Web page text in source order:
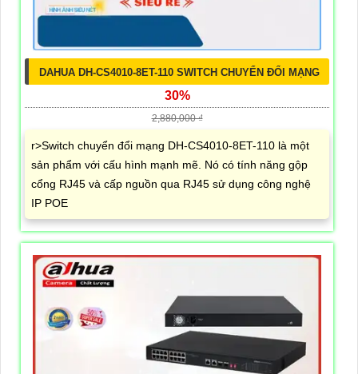
DAHUA DH-CS4010-8ET-110 SWITCH CHUYỂN ĐỔI MẠNG
30%
2,880,000 ₫
r>Switch chuyển đổi mạng DH-CS4010-8ET-110 là một
sản phẩm với cấu hình mạnh mẽ. Nó có tính năng gộp
cổng RJ45 và cấp nguồn qua RJ45 sử dụng công nghệ
IP POE